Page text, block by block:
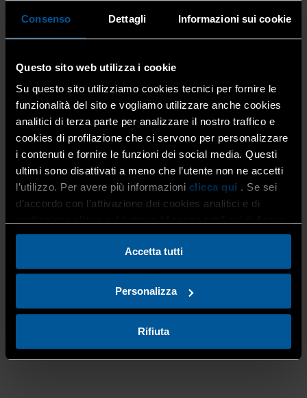
Consenso Dettagli Informazioni sui cookie
Questo sito web utilizza i cookie
Su questo sito utilizziamo cookies tecnici per fornire le
funzionalità del sito e vogliamo utilizzare anche cookies
analitici di terza parte per analizzare il nostro traffico e
cookies di profilazione che ci servono per personalizzare
i contenuti e fornire le funzioni dei social media. Questi
ultimi sono disattivati a meno che l’utente non ne accetti
l’utilizzo. Per avere più informazioni clicca qui . Se sei
d’accordo con l’attivazione dei cookies analitici e di
Accetta tutti
Personalizza
Rifiuta
Lo Sportello Pratiche ENEA Bonus Casa
di Confartigianato Imprese Bergamo
aiuta la vostra impresa
2 Febbraio 2024Costruzioni, Home,Impiantistica,Sgravi
e bonus fiscali ,Tutti i mestieri
Legge di Bilancio relativa al triennio 2022-2024 (L.
31.12.2021 n.310) vengono prorogate al 31 dicembre 2024